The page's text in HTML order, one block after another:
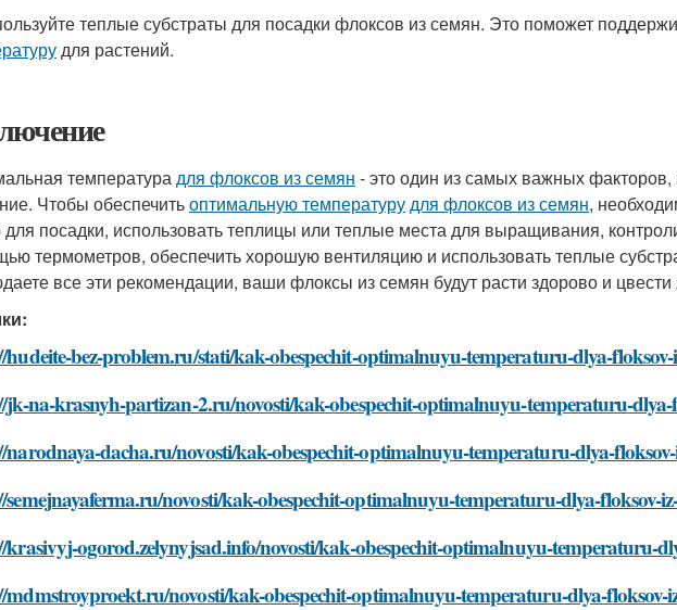
теплые субстраты для посадки флоксов из семян. Это поможет
для растений.
температурадля флоксов из семян - это один из самых важных
Чтобы обеспечитьоптимальную температурудля флоксов из семян,
для посадки, использовать теплицы или теплые места для выращивания,
термометров, обеспечить хорошую вентиляцию и использовать теплые
все эти рекомендации, ваши флоксы из семян будут расти здорово и цвести
hudeite-bez-problem.ru/stati/kak-obespechit-optimalnuyu-temperaturu-dlya-floksov-
jk-na-krasnyh-partizan-2.ru/novosti/kak-obespechit-optimalnuyu-temperaturu-dlya-
narodnaya-dacha.ru/novosti/kak-obespechit-optimalnuyu-temperaturu-dlya-floksov-
semejnayaferma.ru/novosti/kak-obespechit-optimalnuyu-temperaturu-dlya-floksov-
krasivyj-ogorod.zelynyjsad.info/novosti/kak-obespechit-optimalnuyu-temperaturu-
mdmstroyproekt.ru/novosti/kak-obespechit-optimalnuyu-temperaturu-dlya-floksov-